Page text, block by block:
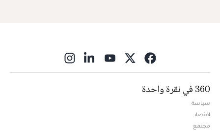
360 في نقرة واحدة
سياسة
اقتصاد
مجتمع